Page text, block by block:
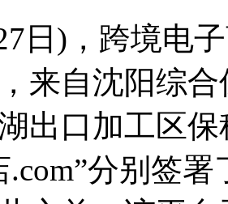
日)，跨境电
来自沈阳综
出口加工区
.com”分别签